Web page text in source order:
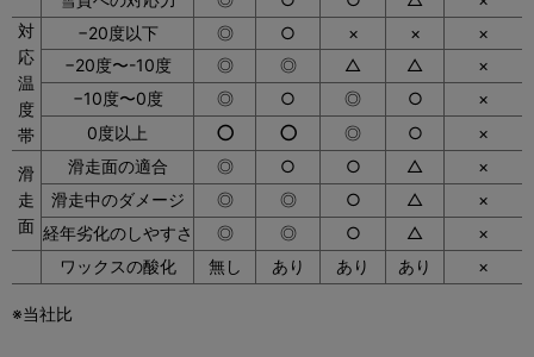
対
応
温
度
帯
−20度以下 ◎ ○ × ×
×
−20度〜-10度
◎ ◎ △ △
×
−10度〜0度
◎ ○ ◎ ○
×
0度以上
○ ○ ◎ ○
×
滑
走
面
滑走面の適合 ◎ ○ ○ △
×
滑走中のダメージ
◎ ◎ ○ △
×
経年劣化のしやすさ
◎ ◎ ○ △
×
ワックスの酸化
無し あり あり あり ×
※当社比